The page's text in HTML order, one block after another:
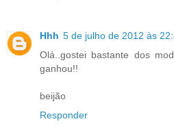
Hhh 5 de julho de 2012 às
Olá..gostei bastante dos
ganhou!!
beijão
Responder